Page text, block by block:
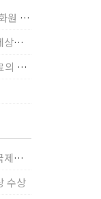
중앙도서관, 제4회 저자에게 듣는다 「출판문화원 저술강연 개최」(12/17)
글로벌사회공헌단, 2020 사회공헌아카데미: 세상을 바꾸는 가슴 따뜻한 나눔(12/23~24)
규장각한국학연구원, 학술회의 <조선시대 관료의 인사> (12/22)
지구환경과학부 이상묵 교수, 런던 왕립학회 국제장애인의 날 기념 “전 세계 장애가 있는 과학자”에 소개
수상